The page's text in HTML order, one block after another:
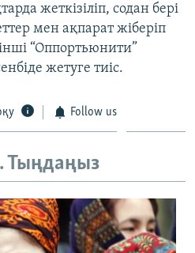
жеткізіліп, содан бері
мен ақпарат жіберіп
“Оппортьюнити”
жетуге тиіс.
Follow us
Тыңдаңыз